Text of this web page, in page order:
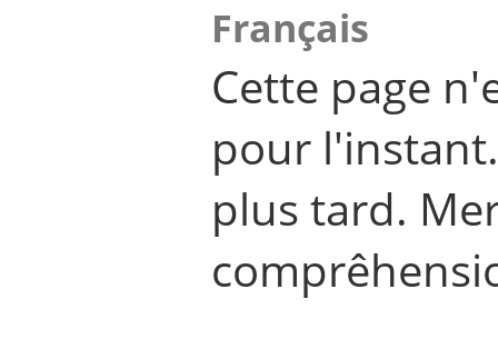
Français
Cette page
pour
plus tard.